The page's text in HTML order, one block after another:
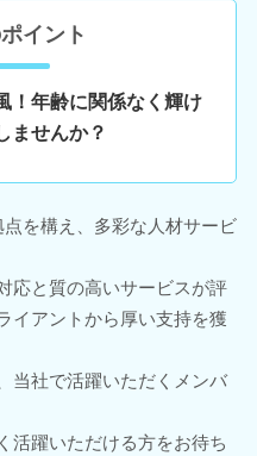
イント
！年齢に関係なく輝け
ませんか？
を構え、多彩な人材サービ
応と質の高いサービスが評
イアントから厚い支持を獲
当社で活躍いただくメンバ
活躍いただける方をお待ち